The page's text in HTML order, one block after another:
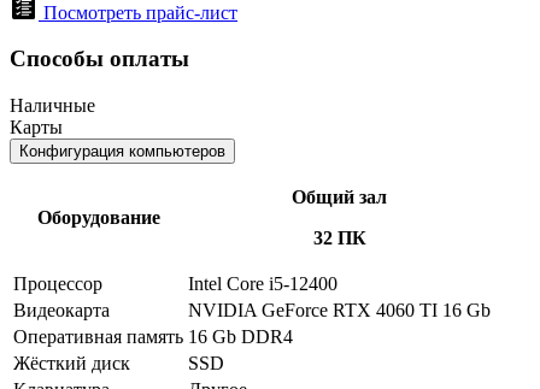
Посмотреть прайс-лист
Способы оплаты
Наличные
Карты
Конфигурация компьютеров
Оборудование
Общий зал
32 ПК
Процессор
Intel Core i5-12400
Видеокарта
NVIDIA GeForce RTX 4060 TI 16 Gb
Оперативная память 16 Gb DDR4
Жёсткий диск
SSD